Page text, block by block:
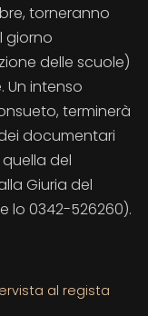
torneranno
giorno
delle scuole)
Un intenso
terminerà
documentari
del
Giuria del
lo 0342-526260).
al regista